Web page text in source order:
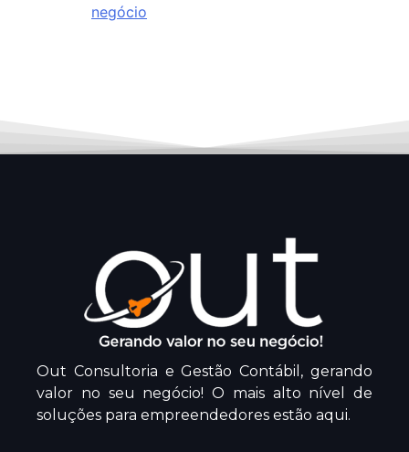
negócio
Out Consultoria e Gestão Contábil, gerando
valor no seu negócio! O mais alto nível de
soluções para empreendedores estão aqui.